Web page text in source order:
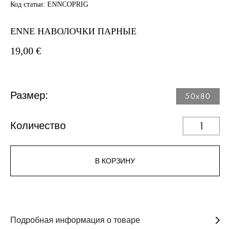
Код статьи: ENNCOPRIG
ENNE НАВОЛОЧКИ ПАРНЫЕ
19,00 €
Размер: 50x80
Количество
В КОРЗИНУ
Подробная информация о товаре